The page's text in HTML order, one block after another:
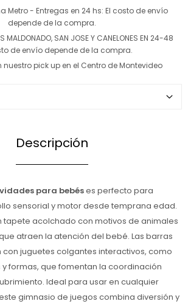
Metro - Entregas en 24 hs: El costo de envío
depende de la compra.
MALDONADO, SAN JOSE Y CANELONES EN 24-48
de envío depende de la compra.
nuestro pick up en el Centro de Montevideo
Descripción
para bebéses perfecto para
sensorial y motor desde temprana edad.
tapete acolchado con motivos de animales
atraen la atención del bebé. Las barras
juguetes colgantes interactivos, como
formas, que fomentan la coordinación
Ideal para usar en cualquier
gimnasio de juegos combina diversión y